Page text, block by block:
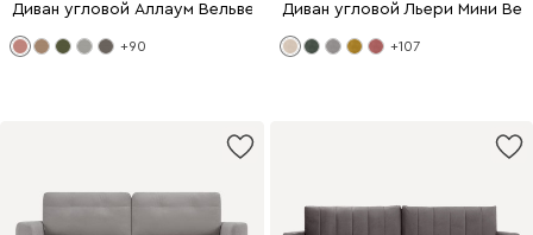
Диван угловой Аллаум Вельвет Розовый
+90
Диван угловой Льери Мини
+107